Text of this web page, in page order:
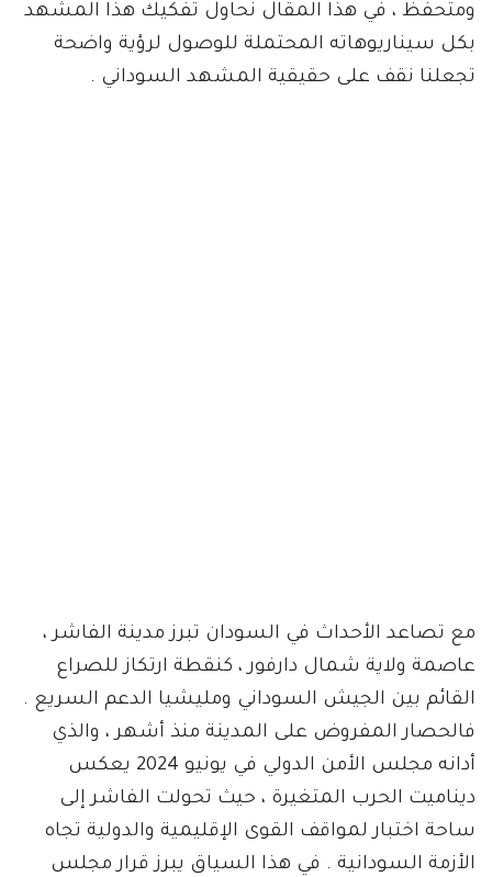
ومتحفظ ، في هذا المقال نحاول تفكيك هذا المشهد
بكل سيناريوهاته المحتملة للوصول لرؤية واضحة
تجعلنا نقف على حقيقية المشهد السوداني .
مع تصاعد الأحداث في السودان تبرز مدينة الفاشر ،
عاصمة ولاية شمال دارفور ، كنقطة ارتكاز للصراع
القائم بين الجيش السوداني ومليشيا الدعم السريع .
فالحصار المفروض على المدينة منذ أشهر ، والذي
أدانه مجلس الأمن الدولي في يونيو 2024 يعكس
ديناميت الحرب المتغيرة ، حيث تحولت الفاشر إلى
ساحة اختبار لمواقف القوى الإقليمية والدولية تجاه
الأزمة السودانية . في هذا السياق يبرز قرار مجلس